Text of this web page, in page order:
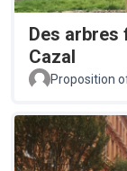
Des
Cazal
Proposition